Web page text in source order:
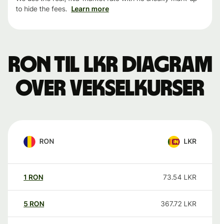
to hide the fees. Learn more
RON til LKR Diagram
over vekselkurser
RON LKR
1 RON 73.54 LKR
5 RON 367.72 LKR